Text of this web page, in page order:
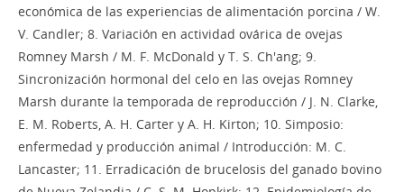
económica de las experiencias de alimentación porcina / W.
V. Candler; 8. Variación en actividad ovárica de ovejas
Romney Marsh / M. F. McDonald y T. S. Ch'ang; 9.
Sincronización hormonal del celo en las ovejas Romney
Marsh durante la temporada de reproducción / J. N. Clarke,
E. M. Roberts, A. H. Carter y A. H. Kirton; 10. Simposio:
enfermedad y producción animal / Introducción: M. C.
Lancaster; 11. Erradicación de brucelosis del ganado bovino